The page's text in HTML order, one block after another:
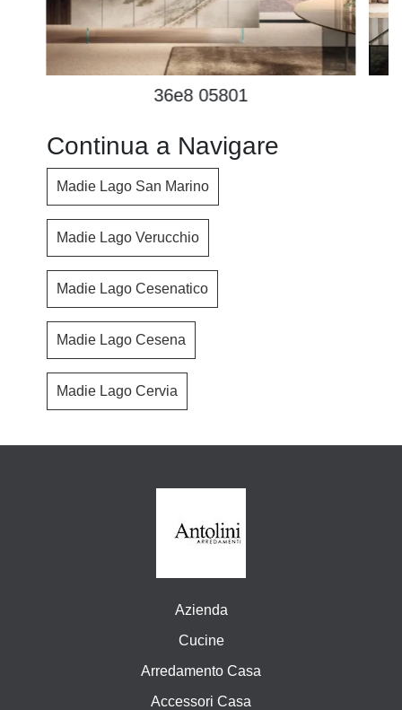
36e8 05801
Continua a Navigare
Madie Lago San Marino
Madie Lago Verucchio
Madie Lago Cesenatico
Madie Lago Cesena
Madie Lago Cervia
Azienda
Cucine
Arredamento Casa
Accessori Casa